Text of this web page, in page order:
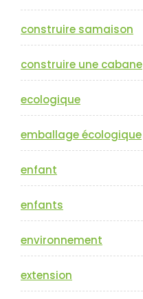
construire samaison
construire une cabane
ecologique
emballage écologique
enfant
enfants
environnement
extension